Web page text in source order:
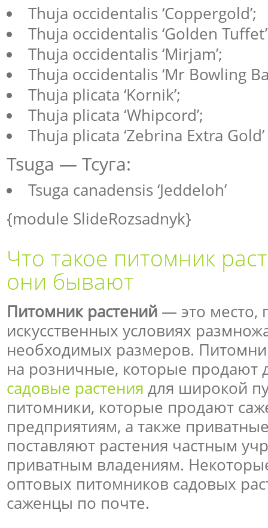
Thuja occidentalis ‘Coppergold’;
Thuja occidentalis ‘Golden
Thuja occidentalis ‘Mirjam’;
Thuja occidentalis ‘Mr Bowling
Thuja plicata ‘Kornik’;
Thuja plicata ‘Whipcord’;
Thuja plicata ‘Zebrina Extra Gold’
Tsuga — Тсуга:
Tsuga canadensis ‘Jeddeloh’
{module SlideRozsadnyk}
Что такое питомник
они бывают
Питомник растений — это место,
искусственных условиях
необходимых размеров.
на розничные, которые продают
садовые растения для широкой
питомники, которые продают
предприятиям, а также
поставляют растения частным
приватным владениям.
оптовых питомников садовых
саженцы по почте.